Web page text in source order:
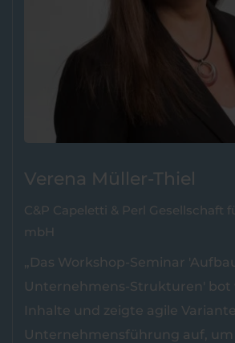
Verena Müller-Thiel
C&P Capeletti & Perl Gesellschaft
mbH
„Das Workshop-Seminar
Unternehmens-Strukturen' bot
Inhalte und zeigte agile
Unternehmensführung auf, um